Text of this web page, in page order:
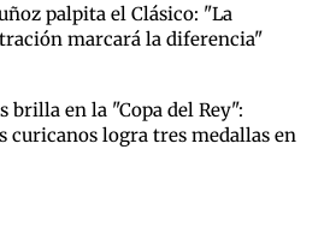
palpita el Clásico: "La
marcará la diferencia"
brilla en la "Copa del Rey":
curicanos logra tres medallas en